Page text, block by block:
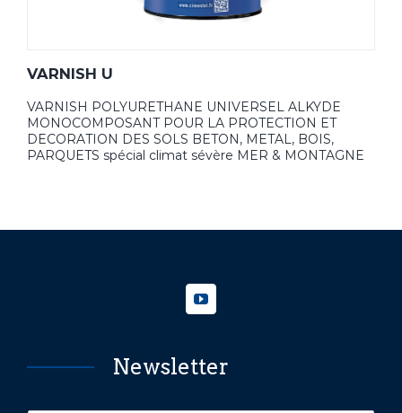
VARNISH U
VARNISH POLYURETHANE UNIVERSEL ALKYDE
MONOCOMPOSANT POUR LA PROTECTION ET
DECORATION DES SOLS BETON, METAL, BOIS,
PARQUETS spécial climat sévère MER & MONTAGNE
Newsletter